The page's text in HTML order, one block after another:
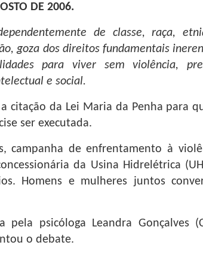
DE 2006.
de classe, raça,
goza dos direitos fundamentais
para viver sem violência,
e social.
citação da Lei Maria da Penha para
ser executada.
campanha de enfrentamento à
da Usina Hidrelétrica
Homens e mulheres juntos
pela psicóloga Leandra Gonçalves
o debate.